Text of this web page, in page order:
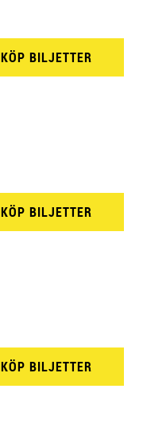
KÖP BILJETTER
KÖP BILJETTER
KÖP BILJETTER